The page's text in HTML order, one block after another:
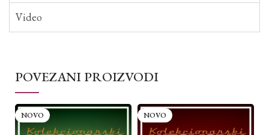
Video
POVEZANI PROIZVODI
NOVO NOVO